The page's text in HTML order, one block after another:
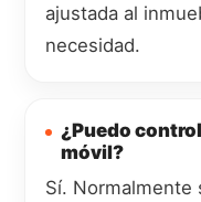
ajustada al
necesidad.
¿Puedo
móvil?
Sí. Normalmente